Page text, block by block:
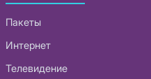
Пакеты
Интернет
Телевидение